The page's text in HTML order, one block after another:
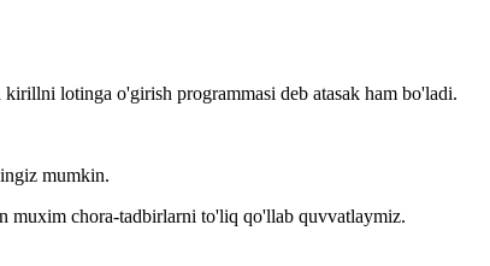
lotinga o'girish programmasi deb atasak ham bo'ladi.
mumkin.
muxim chora-tadbirlarni to'liq qo'llab quvvatlaymiz.